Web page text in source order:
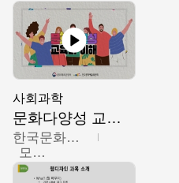
사회과학
문화다양성 교육의 이해
한국문화예술교육진흥원
모경환,성상환,정문성